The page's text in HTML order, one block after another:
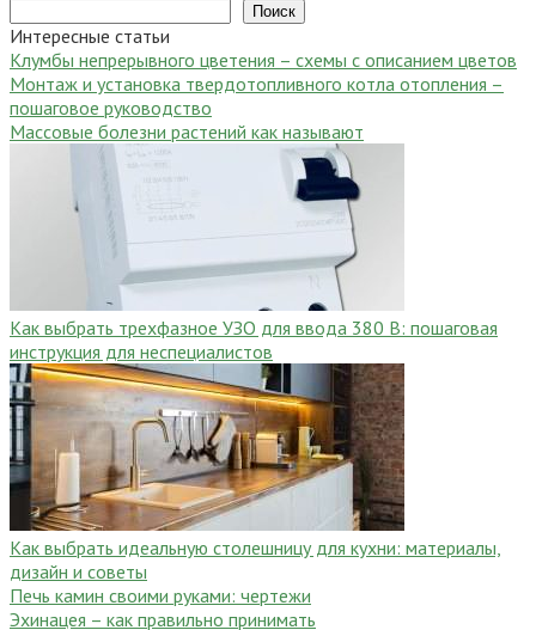
Поиск
Интересные статьи
Клумбы непрерывного цветения – схемы с описанием цветов
Монтаж и установка твердотопливного котла отопления –
пошаговое руководство
Массовые болезни растений как называют
Как выбрать трехфазное УЗО для ввода 380 В: пошаговая
инструкция для неспециалистов
Как выбрать идеальную столешницу для кухни: материалы,
дизайн и советы
Печь камин своими руками: чертежи
Эхинацея – как правильно принимать